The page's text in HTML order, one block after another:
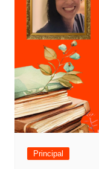
Principal